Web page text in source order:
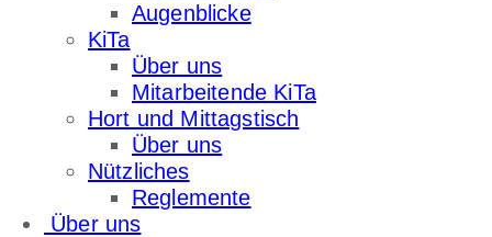
Augenblicke
KiTa
Über uns
Mitarbeitende KiTa
Hort und Mittagstisch
Über uns
Nützliches
Reglemente
Über uns